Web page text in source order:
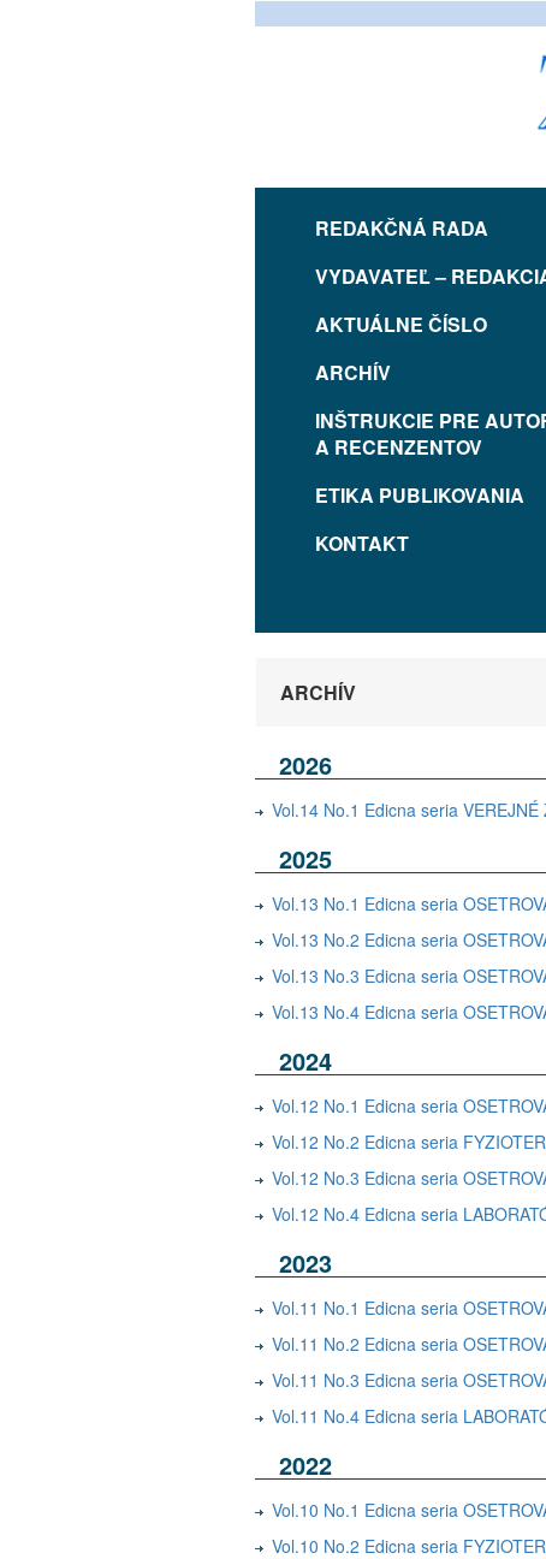
REDAKČNÁ RADA
VYDAVATEĽ –
AKTUÁLNE ČÍSLO
ARCHÍV
INŠTRUKCIE PRE
A RECENZENTOV
ETIKA PUBLIKOVANIA
KONTAKT
ARCHÍV
2026
Vol.14 No.1 Edicna seria VEREJNÉ
2025
Vol.13 No.1 Edicna seria
Vol.13 No.2 Edicna seria
Vol.13 No.3 Edicna seria
Vol.13 No.4 Edicna seria
2024
Vol.12 No.1 Edicna seria
Vol.12 No.2 Edicna seria
Vol.12 No.3 Edicna seria
Vol.12 No.4 Edicna seria
2023
Vol.11 No.1 Edicna seria
Vol.11 No.2 Edicna seria
Vol.11 No.3 Edicna seria
Vol.11 No.4 Edicna seria
2022
Vol.10 No.1 Edicna seria
Vol.10 No.2 Edicna seria